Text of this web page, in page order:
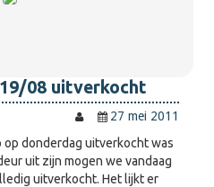
08 uitverkocht
27 mei 2011
donderdag uitverkocht was
uit zijn mogen we vandaag
uitverkocht. Het lijkt er